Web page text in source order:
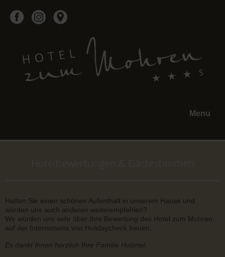
Menu
Hatten Sie einen schönen Aufenthalt in unserem Hause und
würden uns auch anderen weiterempfehlen?
Wir würden uns sehr über Ihre Bewertung des Hotel zum Mohren
auf der Internetseite von Holidaycheck freuen.
Es dankt Ihnen herzlich Ihre Familie Holzner.